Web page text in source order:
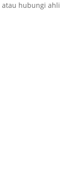
atau hubungi ahli